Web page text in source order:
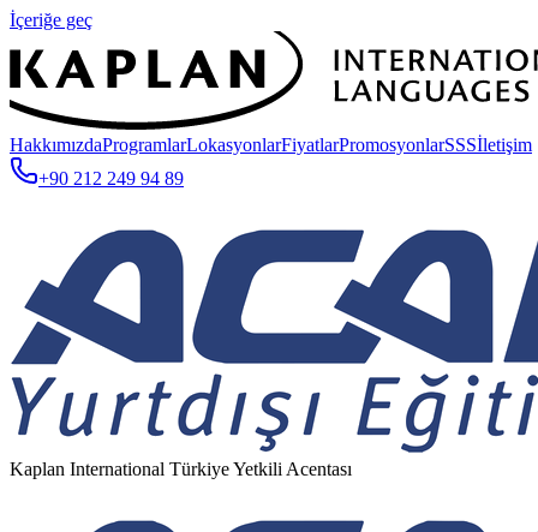
İçeriğe geç
HakkımızdaProgramlarLokasyonlarFiyatlarPromosyonlarSSSİletişim
+90 212 249 94 89
Kaplan International Türkiye Yetkili Acentası